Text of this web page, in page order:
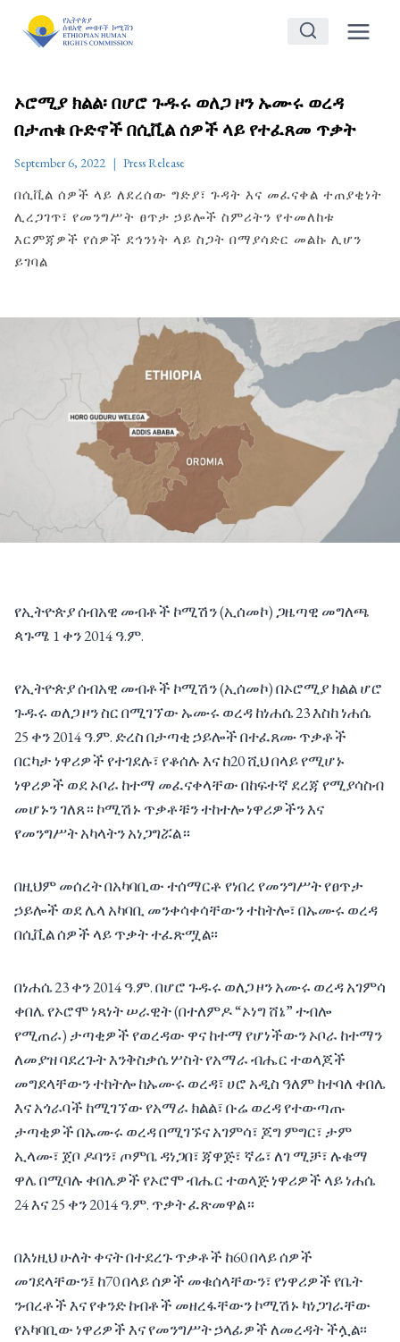
ኦሮሚያ ክልል፡ በሆሮ ጉዱሩ ወለጋ ዞን ኡሙሩ ወረዳ
በታጠቁ ቡድኖች በሲቪል ሰዎች ላይ የተፈጸመ ጥቃት
September 6, 2022 Press Release
በሲቪል ሰዎች ላይ ለደረሰው ግድያ፣ ጉዳት እና መፈናቀል ተጠያቂነት
ሊረጋገጥ፣ የመንግሥት ፀጥታ ኃይሎች ስምሪትን የተመለከቱ
እርምጃዎች የሰዎች ደኅንነት ላይ ስጋት በማያሳድር መልኩ ሊሆን
ይገባል
የኢትዮጵያ ሰብአዊ መብቶች ኮሚሽን (ኢሰመኮ) ጋዜጣዊ መግለጫ
ጳጉሜ 1 ቀን 2014 ዓ.ም.
የኢትዮጵያ ሰብአዊ መብቶች ኮሚሽን (ኢሰመኮ) በኦሮሚያ ክልል ሆሮ
ጉዱሩ ወለጋ ዞን ስር በሚገኘው ኡሙሩ ወረዳ ከነሐሴ 23 እስከ ነሐሴ
25 ቀን 2014 ዓ.ም. ድረስ በታጣቂ ኃይሎች በተፈጸሙ ጥቃቶች
በርካታ ነዋሪዎች የተገደሉ፣ የቆሰሉ እና ከ20 ሺህ በላይ የሚሆኑ
ነዋሪዎች ወደ ኦቦራ ከተማ መፈናቀላቸው በከፍተኛ ደረጃ የሚያሳስብ
መሆኑን ገለጸ። ኮሚሽኑ ጥቃቶቹን ተከተሎ ነዋሪዎችን እና
የመንግሥት አካላትን አነጋግሯል።
በዚህም መሰረት በአካባቢው ተሰማርቶ የነበረ የመንግሥት የፀጥታ
ኃይሎች ወደ ሌላ አካባቢ መንቀሳቀሳቸውን ተከትሎ፣ በኡሙሩ ወረዳ
በሲቪል ሰዎች ላይ ጥቃት ተፈጽሟል፡፡
በነሐሴ 23 ቀን 2014 ዓ.ም. በሆሮ ጉዱሩ ወለጋ ዞን አሙሩ ወረዳ አገምሳ
ቀበሌ የኦሮሞ ነጻነት ሠራዊት (በተለምዶ “ኦነግ ሸኔ” ተብሎ
የሚጠራ) ታጣቂዎች የወረዳው ዋና ከተማ የሆነችውን ኦቦራ ከተማን
ለመያዝ ባደረጉት እንቅስቃሴ ሦስት የአማራ ብሔር ተወላጆች
መግደላቸውን ተከትሎ ከኡሙሩ ወረዳ፣ ሀሮ አዲስ ዓለም ከተባለ ቀበሌ
እና አጎራባች ከሚገኘው የአማራ ክልል፣ ቡሬ ወረዳ የተውጣጡ
ታጣቂዎች በኡሙሩ ወረዳ በሚገኙና አገምሳ፣ ጆግ ምግር፣ ታም
ኢላሙ፣ ጀቦ ዶባን፣ ጦምቤ ዳነጋበ፣ ጃዋጅ፣ ኛሬ፣ ለገ ሚቻ፣ ሉቁማ
ዋሌ በሚባሉ ቀበሌዎች የኦሮሞ ብሔር ተወላጅ ነዋሪዎች ላይ ነሐሴ
24 እና 25 ቀን 2014 ዓ.ም. ጥቃት ፈጽመዋል።
በእነዚህ ሁለት ቀናት በተደረጉ ጥቃቶች ከ60 በላይ ሰዎች
መገደላቸውን፤ ከ70 በላይ ሰዎች መቁሰላቸውን፣ የነዋሪዎች የቤት
ንብረቶች እና የቀንድ ከብቶች መዘረፋቸውን ኮሚሽኑ ካነጋገራቸው
የአካባቢው ነዋሪዎች እና የመንግሥት ኃላፊዎች ለመረዳት ችሏል፡፡